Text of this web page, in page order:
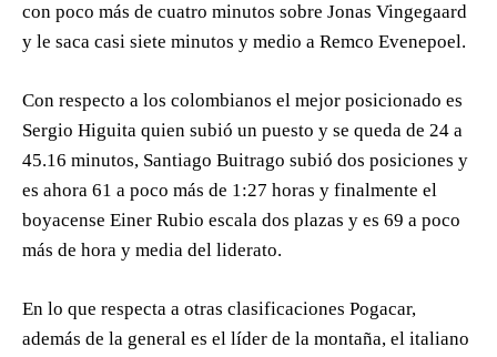
con poco más de cuatro minutos sobre Jonas Vingegaard
y le saca casi siete minutos y medio a Remco Evenepoel.
Con respecto a los colombianos el mejor posicionado es
Sergio Higuita quien subió un puesto y se queda de 24 a
45.16 minutos, Santiago Buitrago subió dos posiciones y
es ahora 61 a poco más de 1:27 horas y finalmente el
boyacense Einer Rubio escala dos plazas y es 69 a poco
más de hora y media del liderato.
En lo que respecta a otras clasificaciones Pogacar,
además de la general es el líder de la montaña, el italiano